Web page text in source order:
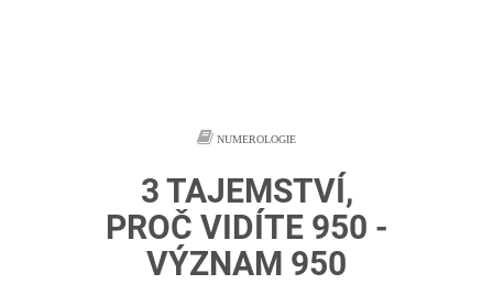
NUMEROLOGIE
3 TAJEMSTVÍ,
PROČ VIDÍTE 950 -
VÝZNAM 950